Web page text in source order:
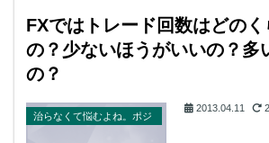
FXではトレード回数はどの
の？少ないほうがいいの？多
の？
治らなくて悩むよね。ポジ
2013.04.11